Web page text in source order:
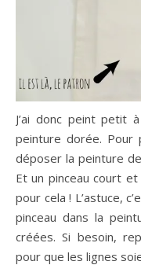
J’ai donc peint petit
peinture dorée. Pour
déposer la peinture
Et un pinceau court
pour cela ! L’astuce,
pinceau dans la
créées. Si besoin,
pour que les lignes